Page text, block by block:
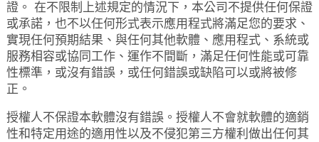
證。 在不限制上述規定的情況下，本公司不提供任何保證
或承諾，也不以任何形式表示應用程式將滿足您的要求、
實現任何預期結果、與任何其他軟體、應用程式、系統或
服務相容或協同工作、運作不間斷，滿足任何性能或可靠
性標準，或沒有錯誤，或任何錯誤或缺陷可以或將被修
正。
授權人不保證本軟體沒有錯誤。授權人不會就軟體的適銷
性和特定用途的適用性以及不侵犯第三方權利做出任何其